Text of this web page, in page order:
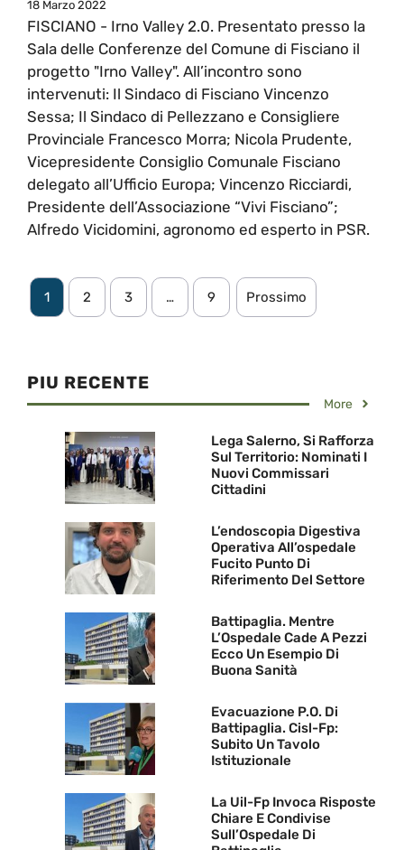
18 Marzo 2022
FISCIANO - Irno Valley 2.0. Presentato presso la
Sala delle Conferenze del Comune di Fisciano il
progetto "Irno Valley". All’incontro sono
intervenuti: Il Sindaco di Fisciano Vincenzo
Sessa; Il Sindaco di Pellezzano e Consigliere
Provinciale Francesco Morra; Nicola Prudente,
Vicepresidente Consiglio Comunale Fisciano
delegato all’Ufficio Europa; Vincenzo Ricciardi,
Presidente dell’Associazione “Vivi Fisciano”;
Alfredo Vicidomini, agronomo ed esperto in PSR.
1 2 3 … 9 Prossimo
PIU RECENTE
More
Lega Salerno, Si Rafforza
Sul Territorio: Nominati I
Nuovi Commissari
Cittadini
L’endoscopia Digestiva
Operativa All’ospedale
Fucito Punto Di
Riferimento Del Settore
Battipaglia. Mentre
L’Ospedale Cade A Pezzi
Ecco Un Esempio Di
Buona Sanità
Evacuazione P.O. Di
Battipaglia. Cisl-Fp:
Subito Un Tavolo
Istituzionale
La Uil-Fp Invoca Risposte
Chiare E Condivise
Sull’Ospedale Di